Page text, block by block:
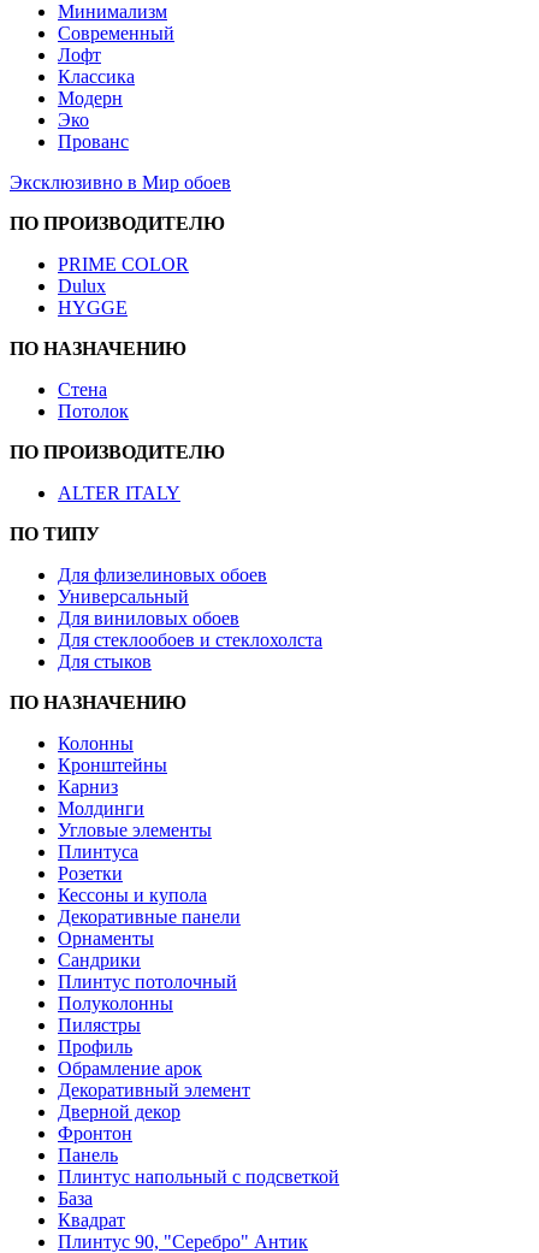
Минимализм
Современный
Лофт
Классика
Модерн
Эко
Прованс
Эксклюзивно в Мир обоев
ПО ПРОИЗВОДИТЕЛЮ
PRIME COLOR
Dulux
HYGGE
ПО НАЗНАЧЕНИЮ
Стена
Потолок
ПО ПРОИЗВОДИТЕЛЮ
ALTER ITALY
ПО ТИПУ
Для флизелиновых обоев
Универсальный
Для виниловых обоев
Для стеклообоев и стеклохолста
Для стыков
ПО НАЗНАЧЕНИЮ
Колонны
Кронштейны
Карниз
Молдинги
Угловые элементы
Плинтуса
Розетки
Кессоны и купола
Декоративные панели
Орнаменты
Сандрики
Плинтус потолочный
Полуколонны
Пилястры
Профиль
Обрамление арок
Декоративный элемент
Дверной декор
Фронтон
Панель
Плинтус напольный с подсветкой
База
Квадрат
Плинтус 90, "Серебро" Антик